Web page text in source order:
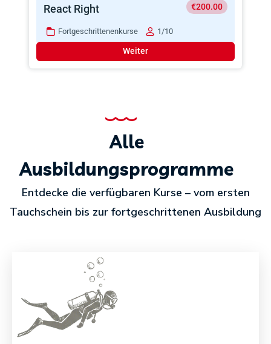
React Right €200.00
Fortgeschrittenenkurse 1/10
Weiter
Alle
Ausbildungsprogramme
Entdecke die verfügbaren Kurse – vom ersten
Tauchschein bis zur fortgeschrittenen Ausbildung